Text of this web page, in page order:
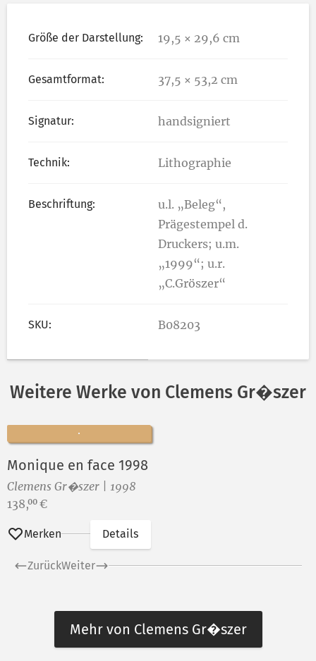
Größe der Darstellung: 19,5 × 29,6 cm
Gesamtformat: 37,5 × 53,2 cm
Signatur: handsigniert
Technik: Lithographie
Beschriftung:
u.l. „Beleg“,
Prägestempel d.
Druckers; u.m.
„1999“; u.r.
„C.Gröszer“
SKU: B08203
Weitere Werke von Clemens Gr�szer
Monique en face 1998
Clemens Gr�szer | 1998
Preis:
138,00 €
Merken Details
ZurückWeiter
Mehr von Clemens Gr�szer